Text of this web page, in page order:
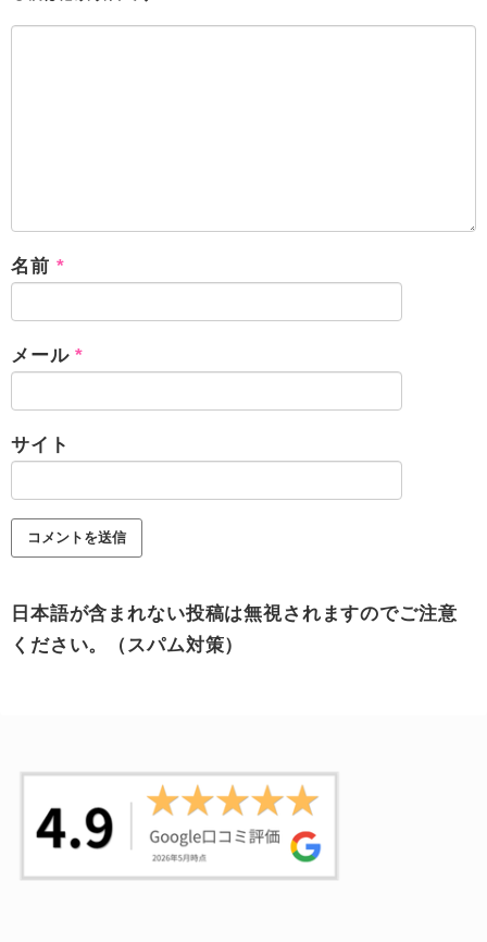
名前 *
メール*
サイト
日本語が含まれない投稿は無視されますのでご注意
ください。（スパム対策）